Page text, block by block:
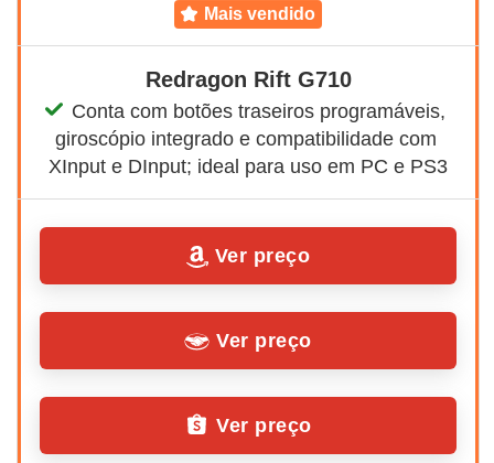
mais vendido
Redragon Rift G710
Conta com botões traseiros programáveis,
giroscópio integrado e compatibilidade com
XInput e DInput; ideal para uso em PC e PS3
Ver preço
Ver preço
Ver preço